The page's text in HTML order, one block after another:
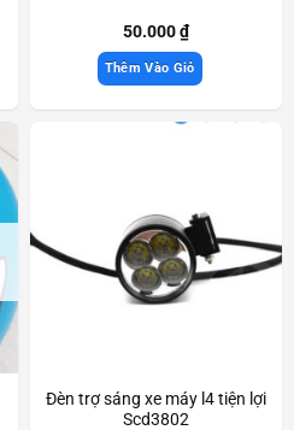
50.000₫
Thêm Vào Giỏ
Đèn trợ sáng xe máy l4 tiện lợi
Scd3802